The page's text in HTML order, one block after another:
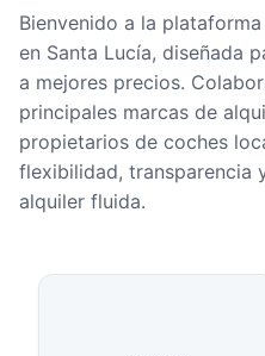
Bienvenido a la
en Santa Lucía, diseñada
a mejores precios.
principales marcas de
propietarios de coches
flexibilidad, transparencia
alquiler fluida.
Ciudades